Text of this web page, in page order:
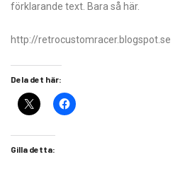
förklarande text. Bara så här.
http://retrocustomracer.blogspot.se
Dela det här:
Gilla detta: